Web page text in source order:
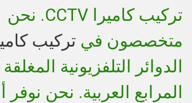
تركيب كاميرا CCTV. نحن
متخصصون في تركيب
الدوائر التلفزيونية
المرابع العربية. نحن نوفر